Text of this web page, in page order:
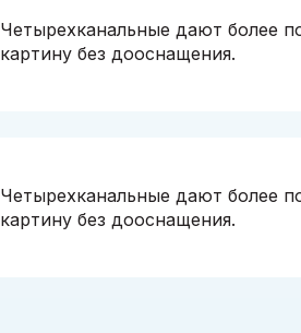
Четырехканальные дают более
картину без дооснащения.
Четырехканальные дают более
картину без дооснащения.